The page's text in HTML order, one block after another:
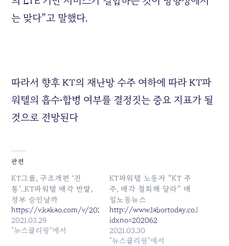
는 맞다”고 말했다.
따라서 향후 KT의 재난망 수주 여하에 따라 KT파
워텔의 흡수‧합병 여부를 결정짓는 중요 지표가 될
것으로 전망된다
관련
KT그룹, 구조개편 ‘진
통’..KT파워텔 매각 반발,
정부 승인날까
https://v.kakao.com/v/20210329170015940
2021.03.29
"뉴스클리핑"에서
KT파워텔 노동자 “KT 주
주, 매각 철회해 달라” 매
일노동뉴스
http://www.labortoday.co.kr/news/
idxno=202062
2021.03.30
"뉴스클리핑"에서